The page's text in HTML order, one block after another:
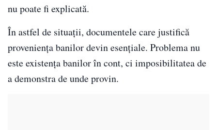
nu poate fi explicată.
În astfel de situații, documentele care justifică
proveniența banilor devin esențiale. Problema nu
este existența banilor în cont, ci imposibilitatea de
a demonstra de unde provin.